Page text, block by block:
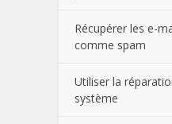
Récupérer les e-
comme spam
Utiliser la
système